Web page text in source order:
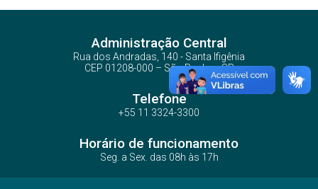
Administração Central
Rua dos Andradas, 140 - Santa Ifigênia
CEP 01208-000 – São Paulo – SP
Telefone
+55 11 3324-3300
Horário de funcionamento
Seg. a Sex. das 08h às 17h